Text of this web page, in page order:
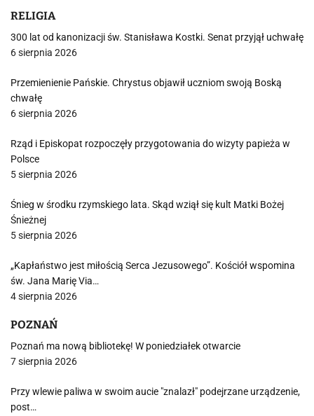
RELIGIA
300 lat od kanonizacji św. Stanisława Kostki. Senat przyjął uchwałę
6 sierpnia 2026
Przemienienie Pańskie. Chrystus objawił uczniom swoją Boską
chwałę
6 sierpnia 2026
Rząd i Episkopat rozpoczęły przygotowania do wizyty papieża w
Polsce
5 sierpnia 2026
Śnieg w środku rzymskiego lata. Skąd wziął się kult Matki Bożej
Śnieżnej
5 sierpnia 2026
„Kapłaństwo jest miłością Serca Jezusowego”. Kościół wspomina
św. Jana Marię Via…
4 sierpnia 2026
POZNAŃ
Poznań ma nową bibliotekę! W poniedziałek otwarcie
7 sierpnia 2026
Przy wlewie paliwa w swoim aucie "znalazł" podejrzane urządzenie,
post…